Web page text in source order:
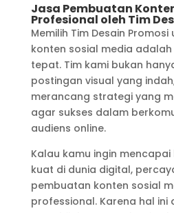
Jasa Pembuatan
Profesional oleh Tim
Memilih Tim Desain
konten sosial media
tepat. Tim kami bukan
postingan visual yang
merancang strategi yang
agar sukses dalam
audiens online.
Kalau kamu ingin
kuat di dunia digital,
pembuatan konten sosial
professional. Karena hal ini